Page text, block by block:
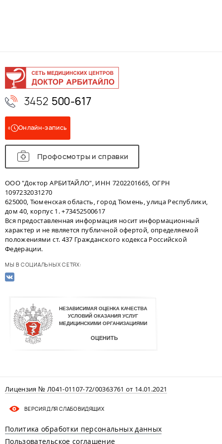
3452 500-617
Онлайн-запись
Профосмотры и справки
ООО "Доктор АРБИТАЙЛО", ИНН 7202201665, ОГРН
1097232031270
625000, Тюменская область, город Тюмень, улица Республики,
дом 40, корпус 1. +73452500617
Вся предоставленная информация носит информационный
характер и не является публичной офертой, определяемой
положениями ст. 437 Гражданского кодекса Российской
Федерации.
МЫ В СОЦИАЛЬНЫХ СЕТЯХ:
Лицензия № Л041-01107-72/00363761 от 14.01.2021
ВЕРСИЯ ДЛЯ СЛАБОВИДЯЩИХ
Политика обработки персональных данных
Пользовательское соглашение